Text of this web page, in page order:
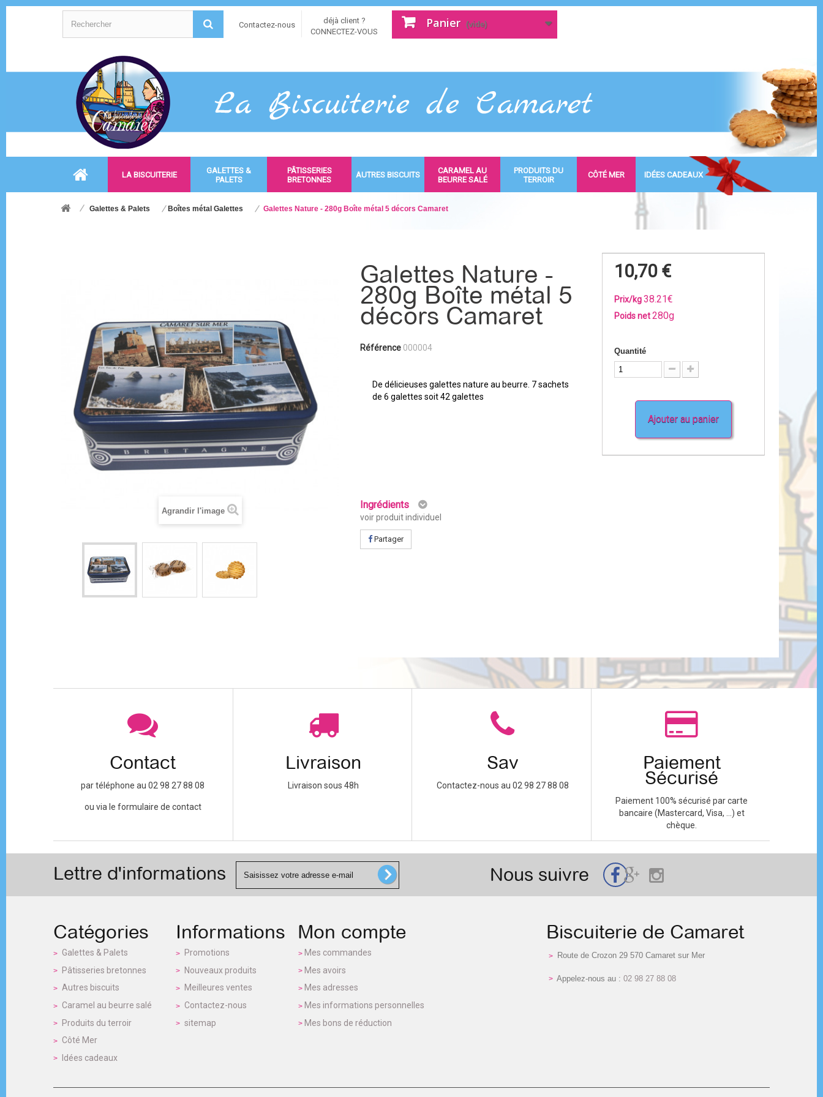
Contactez-nous
déjà client ?
CONNECTEZ-VOUS
Panier (vide)
LA BISCUITERIE
GALETTES &
PALETS
PÂTISSERIES
BRETONNES
AUTRES BISCUITS
CARAMEL AU
BEURRE SALÉ
PRODUITS DU
TERROIR
CÔTÉ MER IDÉES CADEAUX
Galettes & Palets Boîtes métal Galettes Galettes Nature - 280g Boîte métal 5 décors Camaret
Agrandir l'image
Galettes Nature -
280g Boîte métal 5
décors Camaret
Référence 000004
De délicieuses galettes nature au beurre. 7 sachets
de 6 galettes soit 42 galettes
Ingrédients
voir produit individuel
Partager
10,70 €
Prix/kg38.21€
Poids net280g
Quantité
Ajouter au panier
Contact
par téléphone au 02 98 27 88 08
ou via le formulaire de contact
Livraison
Livraison sous 48h
Sav
Contactez-nous au 02 98 27 88 08
Paiement
Sécurisé
Paiement 100% sécurisé par carte
bancaire (Mastercard, Visa, ...) et
chèque.
Lettre d'informations Nous suivre
Catégories
Galettes & Palets
Pâtisseries bretonnes
Autres biscuits
Caramel au beurre salé
Produits du terroir
Côté Mer
Idées cadeaux
Informations
Promotions
Nouveaux produits
Meilleures ventes
Contactez-nous
sitemap
Mon compte
Mes commandes
Mes avoirs
Mes adresses
Mes informations personnelles
Mes bons de réduction
Biscuiterie de Camaret
Route de Crozon 29 570 Camaret sur Mer
Appelez-nous au : 02 98 27 88 08